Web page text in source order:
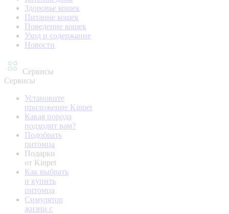
Здоровье кошек
Питание кошек
Поведение кошек
Уход и содержание
Новости
Сервисы
Сервисы
Установите
приложение Kinpet
Какая порода
подходит вам?
Подобрать
питомца
Подарки
от Kinpet
Как выбрать
и купить
питомца
Симулятор
жизни с